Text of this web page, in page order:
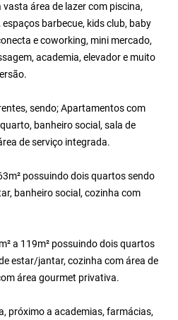
área de lazer com piscina,
barbecue, kids club, baby
e coworking, mini mercado,
academia, elevador e muito
sendo; Apartamentos com
banheiro social, sala de
de serviço integrada.
possuindo dois quartos sendo
banheiro social, cozinha com
a 119m² possuindo dois quartos
estar/jantar, cozinha com área de
área gourmet privativa.
próximo a academias, farmácias,